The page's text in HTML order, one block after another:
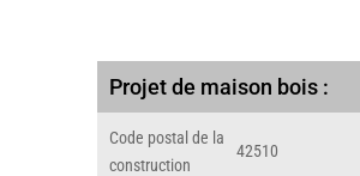
Projet de maison bois :
Code postal de la
construction
42510